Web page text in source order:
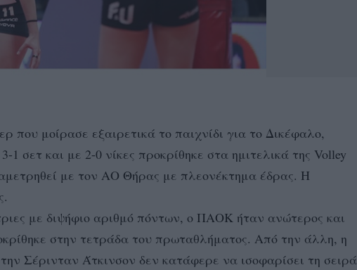
μοίρασε εξαιρετικά το παιχνίδι για το Δικέφαλο,
σετ και με 2-0 νίκες προκρίθηκε στα ημιτελικά της Volley
με τον ΑΟ Θήρας με πλεονέκτημα έδρας. Η
με διψήφιο αριθμό πόντων, ο ΠΑΟΚ ήταν ανώτερος και
στην τετράδα του πρωταθλήματος. Από την άλλη, η
Σέρινταν Άτκινσον δεν κατάφερε να ισοφαρίσει τη σειρά